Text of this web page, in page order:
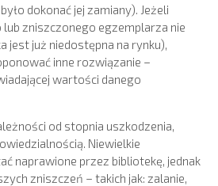
dokonać jej zamiany). Jeżeli
lub zniszczonego egzemplarza nie
jest już niedostępna na rynku),
inne rozwiązanie –
wartości danego
od stopnia uszkodzenia,
Niewielkie
naprawione przez bibliotekę, jednak
zniszczeń – takich jak: zalanie,